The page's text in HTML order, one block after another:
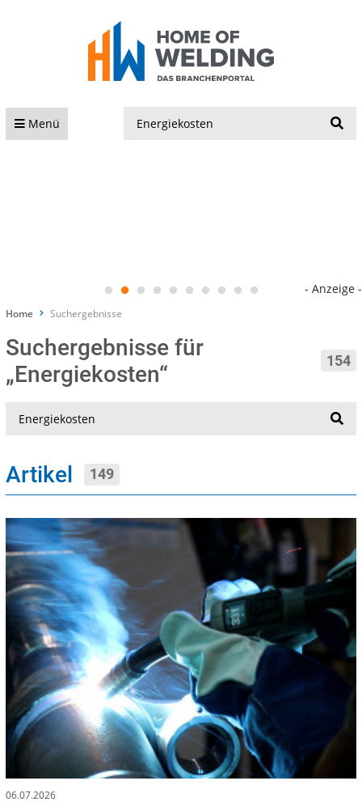
Menü
- Anzeige -
Home Suchergebnisse
Suchergebnisse für
„Energiekosten“
154
Artikel 149
06.07.2026